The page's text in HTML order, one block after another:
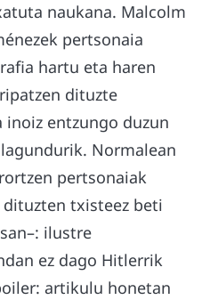
naukana. Malcolm
pertsonaia
hartu eta haren
dituzte
inoiz entzungo duzun
Normalean
pertsonaiak
txisteez beti
ilustre
ez dago Hitlerrik
artikulu honetan